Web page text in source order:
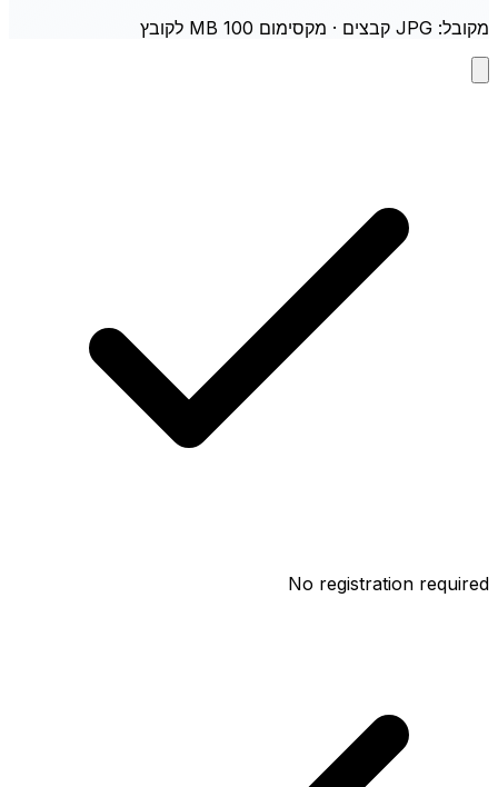
מקובל: JPG קבצים · מקסימום 100 MB לקובץ
No registration required